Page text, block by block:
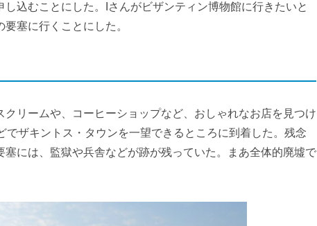
込むことにした。Iさんがビザンティン博物館に行きたいと
塞に行くことにした。
リームや、コーヒーショップなど、おしゃれなお店を見つけ
ザキントス・タウンを一望できるところに到着した。残念
には、監獄や兵舎などが跡が残っていた。まあ全体的廃墟で